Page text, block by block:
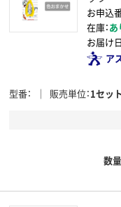
お申込
在庫：あ
お届け日
ア
型番 販売単位 1セット
数量